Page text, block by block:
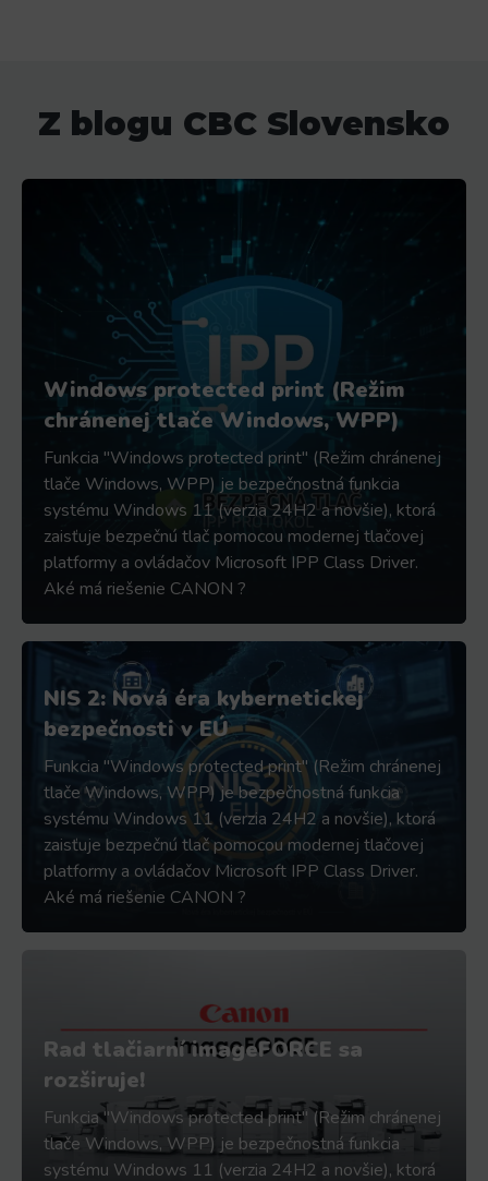
Z blogu CBC Slovensko
Windows protected print (Režim
chránenej tlače Windows, WPP)
Funkcia "Windows protected print" (Režim chránenej
tlače Windows, WPP) je bezpečnostná funkcia
systému Windows 11 (verzia 24H2 a novšie), ktorá
zaisťuje bezpečnú tlač pomocou modernej tlačovej
platformy a ovládačov Microsoft IPP Class Driver.
Aké má riešenie CANON ?
NIS 2: Nová éra kybernetickej
bezpečnosti v EÚ
Funkcia "Windows protected print" (Režim chránenej
tlače Windows, WPP) je bezpečnostná funkcia
systému Windows 11 (verzia 24H2 a novšie), ktorá
zaisťuje bezpečnú tlač pomocou modernej tlačovej
platformy a ovládačov Microsoft IPP Class Driver.
Aké má riešenie CANON ?
Rad tlačiarní imageFORCE sa
rozširuje!
Funkcia "Windows protected print" (Režim chránenej
tlače Windows, WPP) je bezpečnostná funkcia
systému Windows 11 (verzia 24H2 a novšie), ktorá